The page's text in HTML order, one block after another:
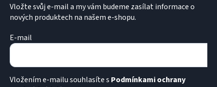
s
u
Vložte svůj e-mail a my vám budeme zasílat informace o
nových produktech na našem e-shopu.
E-mail
Vložením e-mailu souhlasíte s Podmínkami ochrany